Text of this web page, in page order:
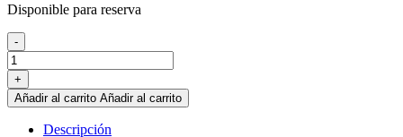
Disponible para reserva
Máquina
Duplicadora
MOVE
JMA
con
-
+
Añadir al carrito Añadir al carrito
Descripción